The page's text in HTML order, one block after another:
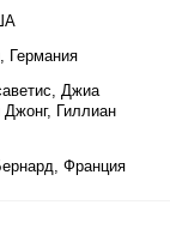
Германия
Джиа
Гиллиан
Франция